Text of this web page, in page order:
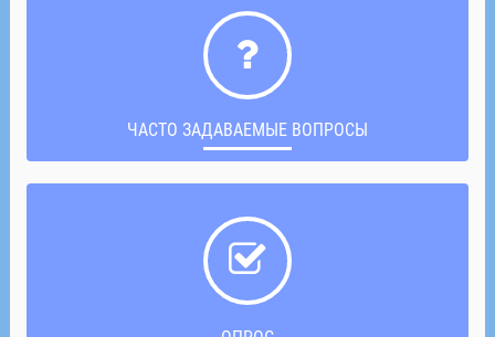
ЧАСТО ЗАДАВАЕМЫЕ ВОПРОСЫ